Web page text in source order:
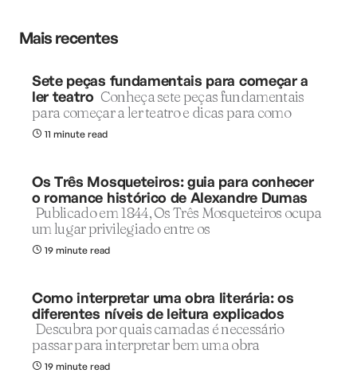
Mais recentes
Sete peças fundamentais para começar a
ler teatro Conheça sete peças fundamentais
para começar a ler teatro e dicas para como
11 minute read
Os Três Mosqueteiros: guia para conhecer
o romance histórico de Alexandre Dumas
Publicado em 1844, Os Três Mosqueteiros ocupa
um lugar privilegiado entre os
19 minute read
Como interpretar uma obra literária: os
diferentes níveis de leitura explicados
Descubra por quais camadas é necessário
passar para interpretar bem uma obra
19 minute read